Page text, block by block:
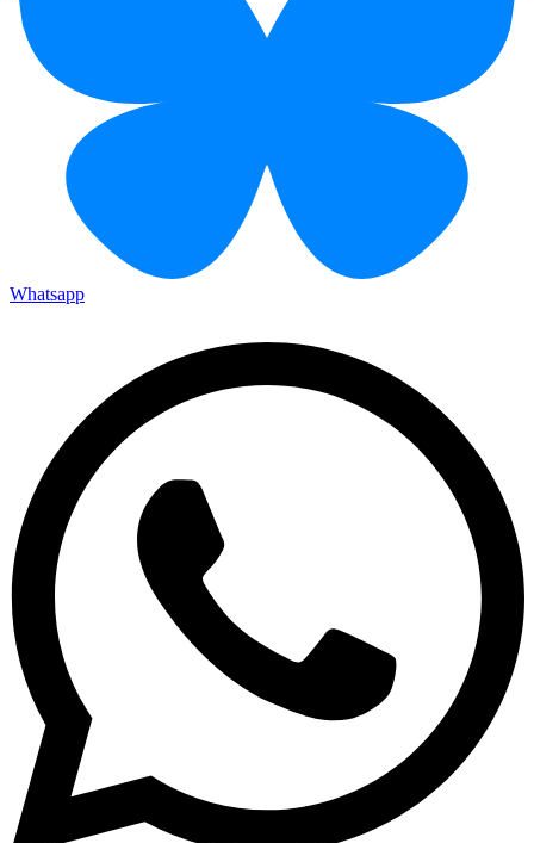
Whatsapp